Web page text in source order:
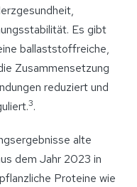
Es gibt
ballaststoffreiche,
Zusammensetzung
reduziert und
3.
alte
dem Jahr 2023 in
Proteine wie